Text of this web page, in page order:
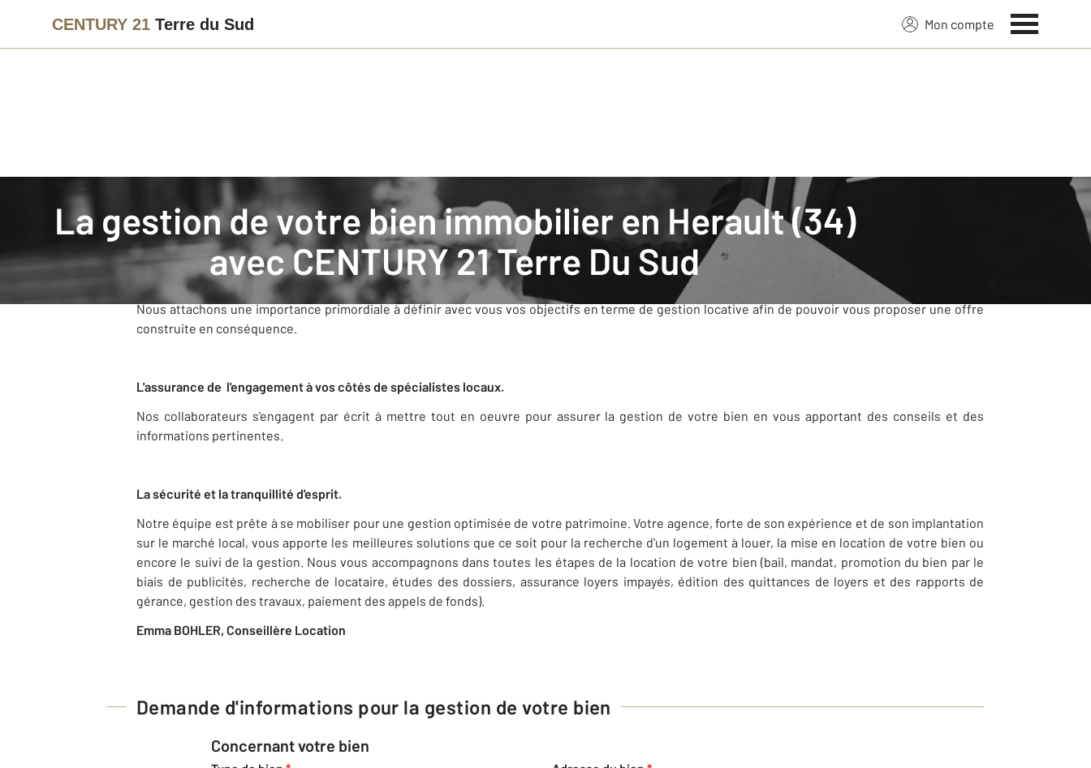
CENTURY 21 Terre du Sud Mon compte
La gestion de votre bien immobilier en Herault (34)
avecCENTURY 21 Terre Du Sud
Pourquoi faire gérer mon bien par un agent immobilier CENTURY 21 Terre Du Sud?
Un service clairement défini.
Nous attachons une importance primordiale à définir avec vous vos objectifs en terme de gestion locative afin de pouvoir vous proposer une offre
construite en conséquence.
L'assurance de l'engagement à vos côtés de spécialistes locaux.
Nos collaborateurs s'engagent par écrit à mettre tout en oeuvre pour assurer la gestion de votre bien en vous apportant des conseils et des
informations pertinentes.
La sécurité et la tranquillité d'esprit.
Notre équipe est prête à se mobiliser pour une gestion optimisée de votre patrimoine. Votre agence, forte de son expérience et de son implantation
sur le marché local, vous apporte les meilleures solutions que ce soit pour la recherche d'un logement à louer, la mise en location de votre bien ou
encore le suivi de la gestion. Nous vous accompagnons dans toutes les étapes de la location de votre bien (bail, mandat, promotion du bien par le
biais de publicités, recherche de locataire, études des dossiers, assurance loyers impayés, édition des quittances de loyers et des rapports de
gérance, gestion des travaux, paiement des appels de fonds).
Emma BOHLER, Conseillère Location
Demande d'informations pour la gestion de votre bien
Concernant votre bien